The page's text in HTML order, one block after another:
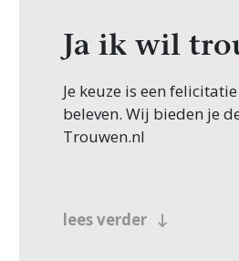
Ja ik wil
Je keuze is een
beleven. Wij bieden je
Trouwen.nl
lees verder